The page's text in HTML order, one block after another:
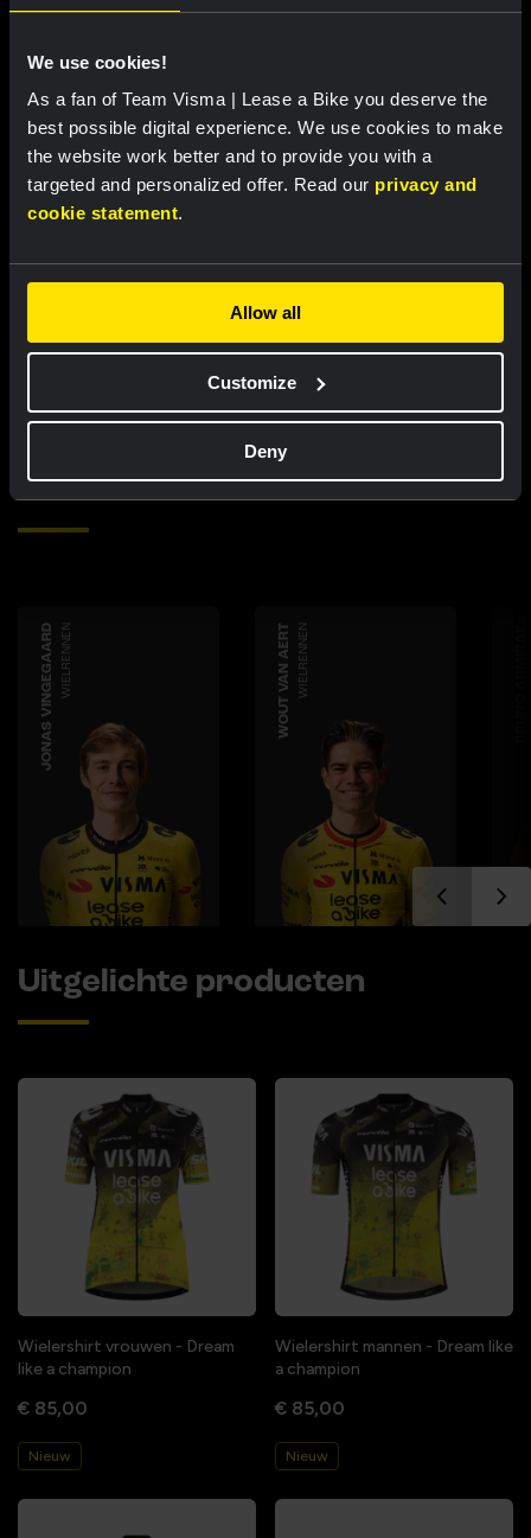
We use cookies!
As a fan of Team Visma | Lease a Bike you deserve the
best possible digital experience. We use cookies to make
the website work better and to provide you with a
targeted and personalized offer. Read our privacy and
cookie statement.
Allow all
Customize
Deny
NEWS | 19 MEI 2025, 19:00
Van Aert en Affini kijken uit naar
Ontdek meer teamleden
JONAS VINGEGAARDWIELRENNEN WOUT VAN AERTWIELRENNEN
Uitgelichte producten
Wielershirt vrouwen - Dream
like a champion
€ 85,00
Nieuw
Wielershirt mannen - Dream like
a champion
€ 85,00
Nieuw